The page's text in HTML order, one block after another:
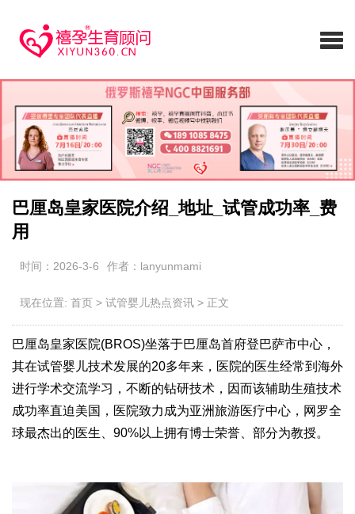
巴厘岛皇家医院介绍_地址_试管成功率_费
用
时间：2026-3-6 作者：lanyunmami
现在位置: 首页 > 试管婴儿热点资讯 > 正文
巴厘岛皇家医院(BROS)坐落于巴厘岛首府登巴萨市中心，
其在试管婴儿技术发展的20多年来，医院的医生经常到海外
进行学术交流学习，不断的钻研技术，因而该辅助生殖技术
成功率直迫美国，医院致力成为亚洲旅游医疗中心，网罗全
球最杰出的医生、90%以上拥有博士荣誉、部分为教授。